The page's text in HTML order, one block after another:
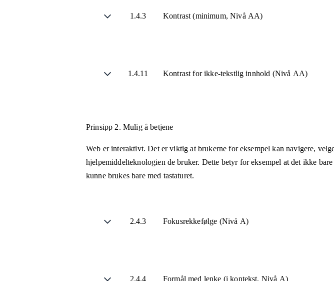
1.4.3 Kontrast (minimum, Nivå AA)
1.4.11 Kontrast for ikke-tekstlig innhold (Nivå AA)
Prinsipp 2. Mulig å betjene
Web er interaktivt. Det er viktig at brukerne for eksempel kan navigere,
hjelpemiddelteknologien de bruker. Dette betyr for eksempel at det ikke
kunne brukes bare med tastaturet.
2.4.3 Fokusrekkefølge (Nivå A)
2.4.4 Formål med lenke (i kontekst, Nivå A)